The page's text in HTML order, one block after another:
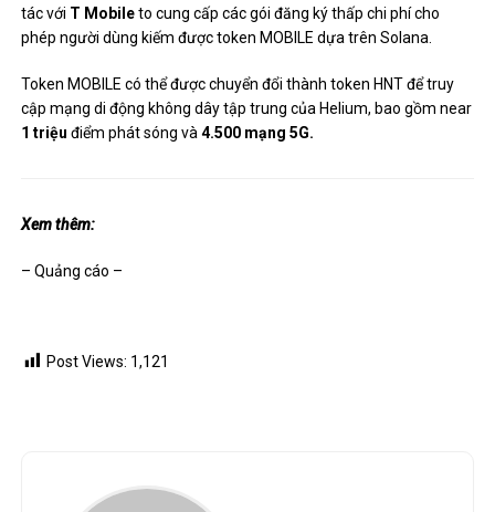
tác với T Mobileto cung cấp các gói đăng ký thấp chi phí cho
phép người dùng kiếm được token MOBILE dựa trên Solana.
Token MOBILE có thể được chuyển đổi thành token HNT để truy
cập mạng di động không dây tập trung của Helium, bao gồm near
1 triệu điểm phát sóng và4.500 mạng 5G.
Xem thêm:
– Quảng cáo –
Post Views: 1,121